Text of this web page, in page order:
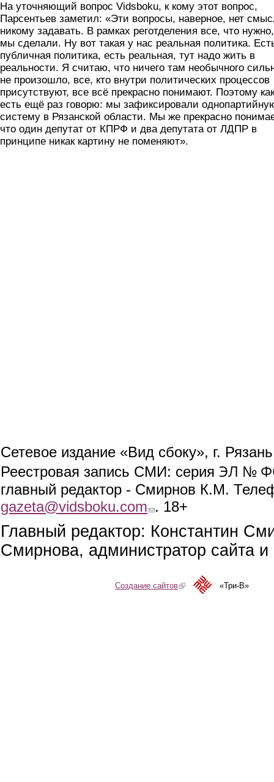
На уточняющий вопрос Vidsboku, к кому этот вопрос,
Парсентьев заметил: «Эти вопросы, наверное, нет
никому задавать. В рамках реготделения все, что нужно,
мы сделали. Ну вот такая у нас реальная политика.
публичная политика, есть реальная, тут надо жить в
реальности. Я считаю, что ничего там необычного
не произошло, все, кто внутри политических процессов
присутствуют, все всё прекрасно понимают. Поэтому как
есть ещё раз говорю: мы зафиксировали
систему в Рязанской области. Мы же прекрасно
что один депутат от КПРФ и два депутата от ЛДПР в
принципе никак картину не поменяют».
Сетевое издание «Вид сбоку», г.
Реестровая запись СМИ: серия ЭЛ №
главный редактор - Смирнов К.М.
gazeta@vidsboku.com (link sends e-mail)
. 18+
Главный редактор: Константин
Смирнова, администратор сайта
Создание сайтов(link is external)«Три-В»